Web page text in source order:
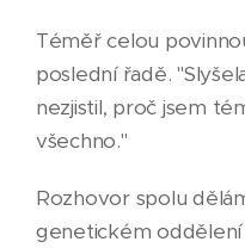
Téměř celou
poslední řadě.
nezjistil, proč jsem
všechno."
Rozhovor spolu
genetickém oddělení